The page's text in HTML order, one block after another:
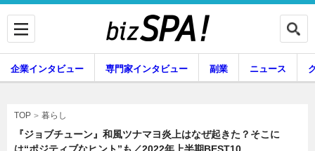
企業インタビュー 専門家インタビュー 副業 ニュース
TOP 暮らし
『ジョブチューン』和風ツナマヨ炎上はなぜ起きた？そこに